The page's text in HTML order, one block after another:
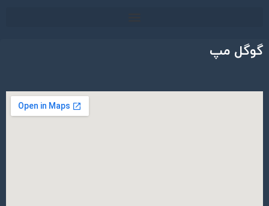
گوگل مپ